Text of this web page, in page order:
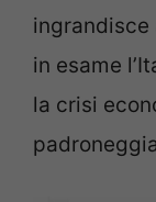
ingrandisce
in esame
la crisi